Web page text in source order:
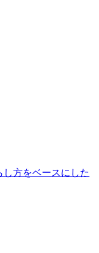
方をベースにした